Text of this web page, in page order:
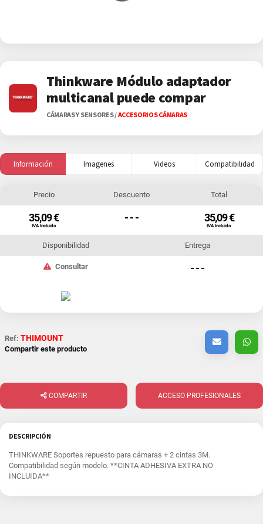
Thinkware Módulo adaptador
multicanal puede compar
CÁMARAS Y SENSORES/ACCESORIOS CÁMARAS
Información Imagenes Videos Compatibilidad
Precio
35,09 €
IVA Incluido
Descuento
- - -
Total
35,09 €
IVA Incluido
Disponibilidad
Consultar
Entrega
- - -
Ref: THIMOUNT
Compartir este producto
COMPARTIR ACCESO PROFESIONALES
DESCRIPCIÓN
THINKWARE Soportes repuesto para cámaras + 2 cintas 3M.
Compatibilidad según modelo. **CINTA ADHESIVA EXTRA NO
INCLUIDA**